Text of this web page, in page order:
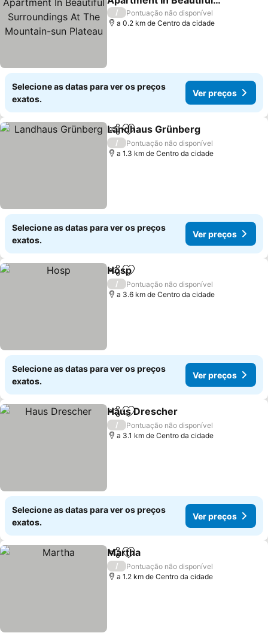
Surroundings At The
Mountain-sun Plateau
/
Pontuação não disponível
a 0.2 km de Centro da cidade
Selecione as datas para ver os preços
exatos.
Ver preços
PartilharAdicionar aos favoritos
Landhaus Grünberg
/
Pontuação não disponível
a 1.3 km de Centro da cidade
Selecione as datas para ver os preços
exatos.
Ver preços
PartilharAdicionar aos favoritos
Hosp
/
Pontuação não disponível
a 3.6 km de Centro da cidade
Selecione as datas para ver os preços
exatos.
Ver preços
PartilharAdicionar aos favoritos
Haus Drescher
/
Pontuação não disponível
a 3.1 km de Centro da cidade
Selecione as datas para ver os preços
exatos.
Ver preços
PartilharAdicionar aos favoritos
Martha
/
Pontuação não disponível
a 1.2 km de Centro da cidade